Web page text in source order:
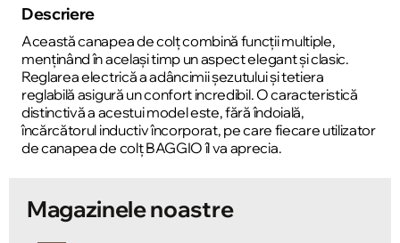
Descriere
Această canapea de colț combină funcții multiple,
menținând în același timp un aspect elegant și clasic.
Reglarea electrică a adâncimii șezutului și tetiera
reglabilă asigură un confort incredibil. O caracteristică
distinctivă a acestui model este, fără îndoială,
încărcătorul inductiv încorporat, pe care fiecare utilizator
de canapea de colț BAGGIO îl va aprecia.
Magazinele noastre